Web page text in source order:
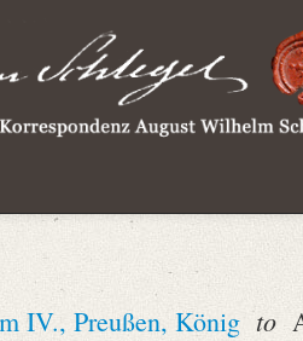
IV., Preußen, König to